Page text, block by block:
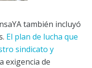
también incluyó
El plan de lucha que
sindicato y
exigencia de